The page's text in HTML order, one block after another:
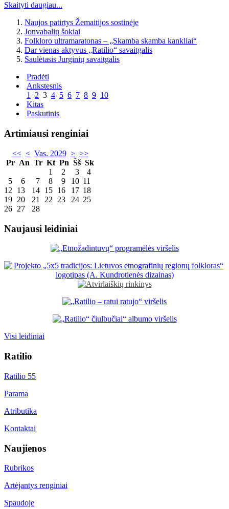
Skaityti daugiau...
Naujos patirtys Žemaitijos sostinėje
Jonvabalių šokiai
Folkloro ultramaratonas – „Skamba skamba kankliai“
Dar vienas aktyvus „Ratilio“ savaitgalis
Saulėtasis Jurginių savaitgalis
Pradėti
Ankstesnis
1 2 3 4 5 6 7 8 9 10
Kitas
Paskutinis
Artimiausi renginiai
<< < Vas. 2029 > >>
Pr An Tr Kt Pn Šš Sk
1
2 3
4
5
6 7 8 9 10 11
12
13 14 15 16 17 18
19 20 21 22 23 24 25
26 27 28
Naujausi leidiniai
Visi leidiniai
Ratilio
Ratilio 55
Parama
Atributika
Kontaktai
Naujienos
Rubrikos
Artėjantys renginiai
Spaudoje